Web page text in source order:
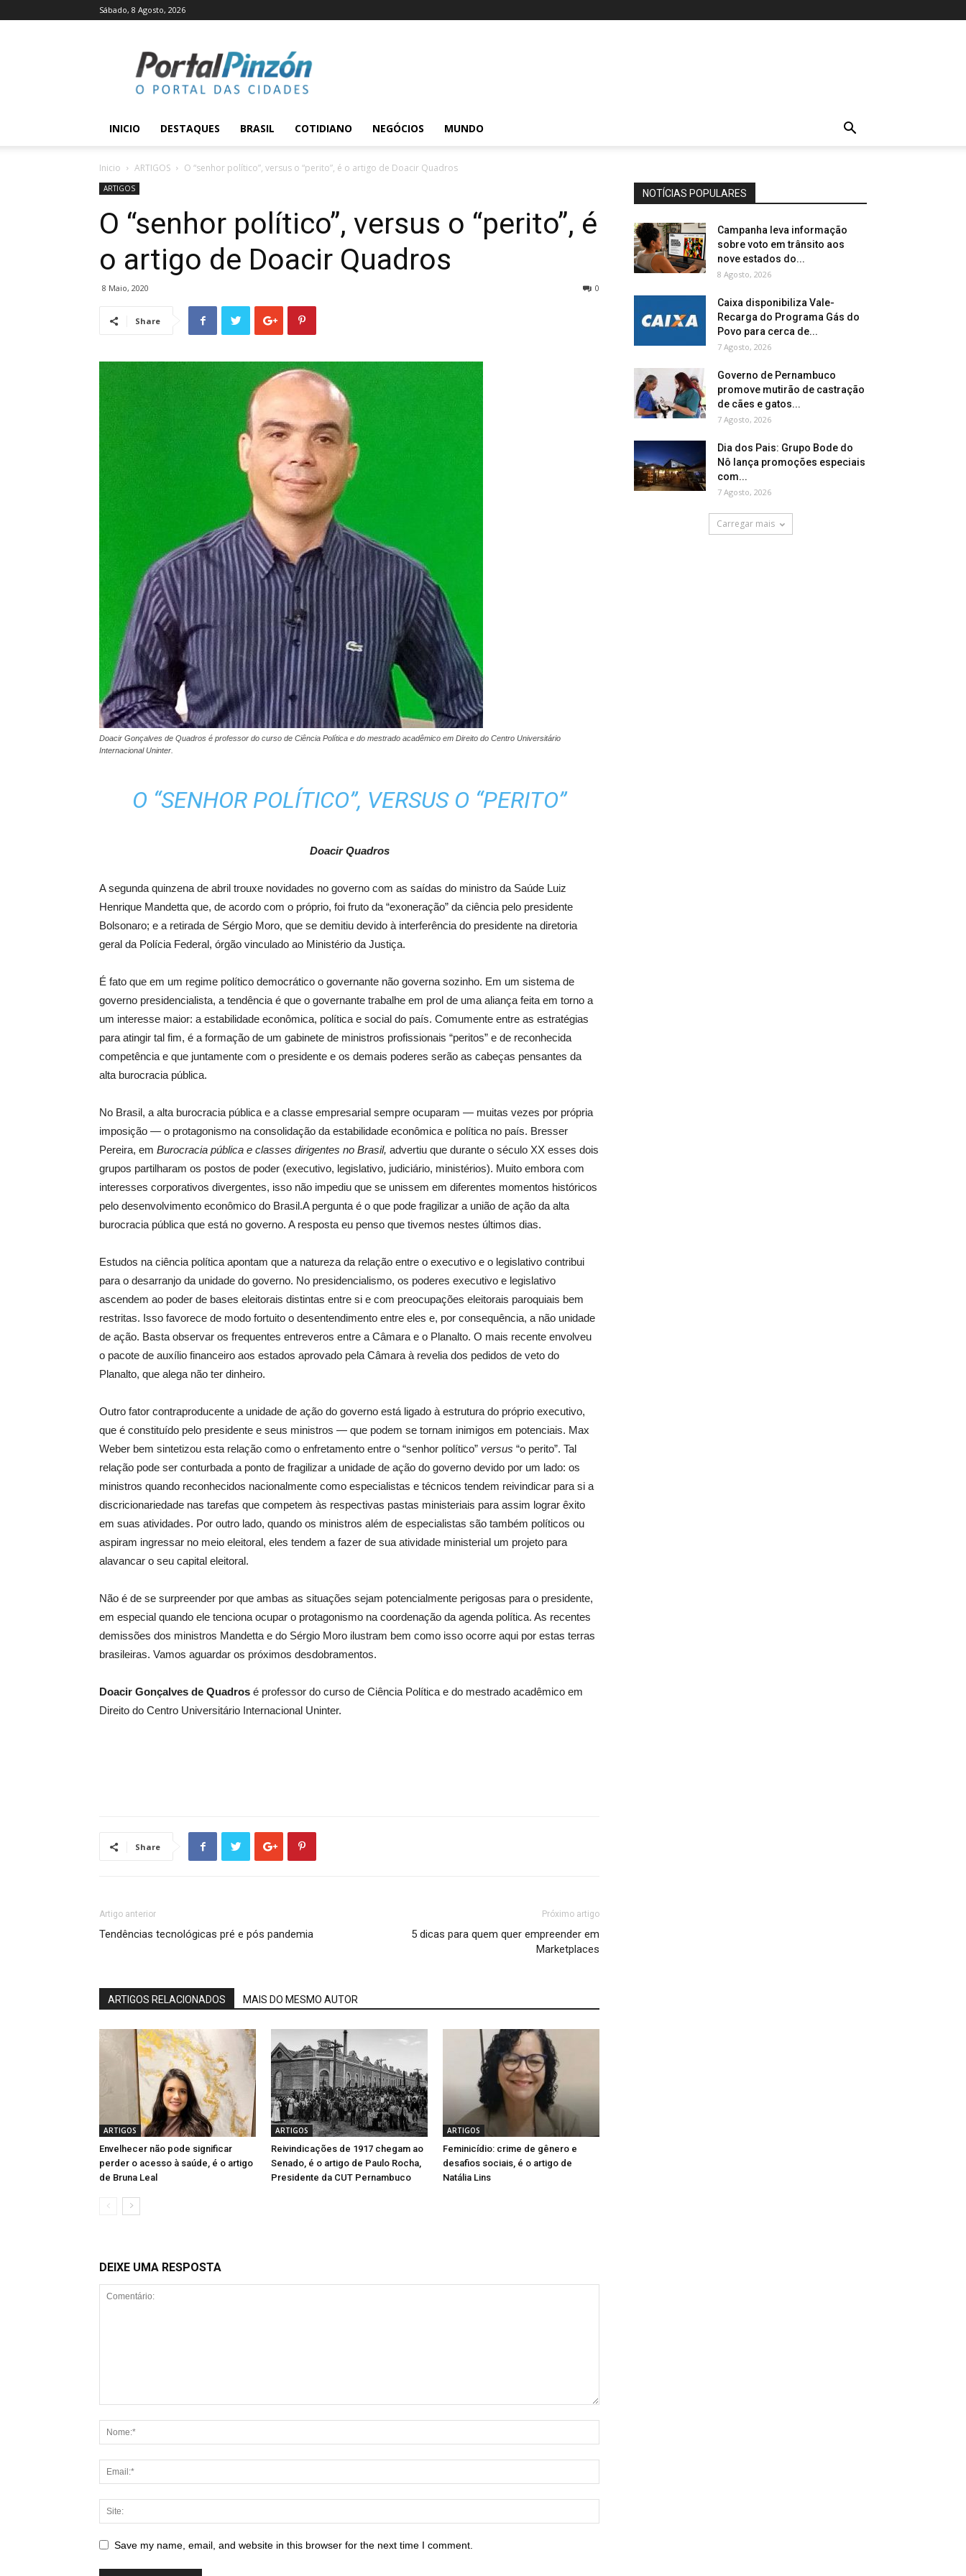
Sábado, 8 Agosto, 2026
Pinzón
INICIO DESTAQUES BRASIL COTIDIANO NEGÓCIOS MUNDO
Inicio ARTIGOS O “senhor político”, versus o “perito”, é o artigo de Doacir Quadros
ARTIGOS
O “senhor político”, versus o “perito”, é
o artigo de Doacir Quadros
8 Maio, 2020 0
Share
Doacir Gonçalves de Quadros é professor do curso de Ciência Política e do mestrado acadêmico em Direito do Centro Universitário
Internacional Uninter.
O “SENHOR POLÍTICO”, VERSUS O “PERITO”
Doacir Quadros
A segunda quinzena de abril trouxe novidades no governo com as saídas do ministro da Saúde Luiz
Henrique Mandetta que, de acordo com o próprio, foi fruto da “exoneração” da ciência pelo presidente
Bolsonaro; e a retirada de Sérgio Moro, que se demitiu devido à interferência do presidente na diretoria
geral da Polícia Federal, órgão vinculado ao Ministério da Justiça.
É fato que em um regime político democrático o governante não governa sozinho. Em um sistema de
governo presidencialista, a tendência é que o governante trabalhe em prol de uma aliança feita em torno a
um interesse maior: a estabilidade econômica, política e social do país. Comumente entre as estratégias
para atingir tal fim, é a formação de um gabinete de ministros profissionais “peritos” e de reconhecida
competência e que juntamente com o presidente e os demais poderes serão as cabeças pensantes da
alta burocracia pública.
No Brasil, a alta burocracia pública e a classe empresarial sempre ocuparam — muitas vezes por própria
imposição — o protagonismo na consolidação da estabilidade econômica e política no país. Bresser
Pereira, em Burocracia pública e classes dirigentes no Brasil, advertiu que durante o século XX esses dois
grupos partilharam os postos de poder (executivo, legislativo, judiciário, ministérios). Muito embora com
interesses corporativos divergentes, isso não impediu que se unissem em diferentes momentos históricos
pelo desenvolvimento econômico do Brasil.A pergunta é o que pode fragilizar a união de ação da alta
burocracia pública que está no governo. A resposta eu penso que tivemos nestes últimos dias.
Estudos na ciência política apontam que a natureza da relação entre o executivo e o legislativo contribui
para o desarranjo da unidade do governo. No presidencialismo, os poderes executivo e legislativo
ascendem ao poder de bases eleitorais distintas entre si e com preocupações eleitorais paroquiais bem
restritas. Isso favorece de modo fortuito o desentendimento entre eles e, por consequência, a não unidade
de ação. Basta observar os frequentes entreveros entre a Câmara e o Planalto. O mais recente envolveu
o pacote de auxílio financeiro aos estados aprovado pela Câmara à revelia dos pedidos de veto do
Planalto, que alega não ter dinheiro.
Outro fator contraproducente a unidade de ação do governo está ligado à estrutura do próprio executivo,
que é constituído pelo presidente e seus ministros — que podem se tornam inimigos em potenciais. Max
Weber bem sintetizou esta relação como o enfretamento entre o “senhor político” versus “o perito”. Tal
relação pode ser conturbada a ponto de fragilizar a unidade de ação do governo devido por um lado: os
ministros quando reconhecidos nacionalmente como especialistas e técnicos tendem reivindicar para si a
discricionariedade nas tarefas que competem às respectivas pastas ministeriais para assim lograr êxito
em suas atividades. Por outro lado, quando os ministros além de especialistas são também políticos ou
aspiram ingressar no meio eleitoral, eles tendem a fazer de sua atividade ministerial um projeto para
alavancar o seu capital eleitoral.
Não é de se surpreender por que ambas as situações sejam potencialmente perigosas para o presidente,
em especial quando ele tenciona ocupar o protagonismo na coordenação da agenda política. As recentes
demissões dos ministros Mandetta e do Sérgio Moro ilustram bem como isso ocorre aqui por estas terras
brasileiras. Vamos aguardar os próximos desdobramentos.
Doacir Gonçalves de Quadros é professor do curso de Ciência Política e do mestrado acadêmico em
Direito do Centro Universitário Internacional Uninter.
Share
Artigo anterior
Tendências tecnológicas pré e pós pandemia
Próximo artigo
5 dicas para quem quer empreender em
Marketplaces
ARTIGOS RELACIONADOS MAIS DO MESMO AUTOR
ARTIGOS
Envelhecer não pode significar
perder o acesso à saúde, é o artigo
de Bruna Leal
ARTIGOS
Reivindicações de 1917 chegam ao
Senado, é o artigo de Paulo Rocha,
Presidente da CUT Pernambuco
ARTIGOS
Feminicídio: crime de gênero e
desafios sociais, é o artigo de
Natália Lins
DEIXE UMA RESPOSTA
Save my name, email, and website in this browser for the next time I comment.
NOTÍCIAS POPULARES
Campanha leva informação
sobre voto em trânsito aos
nove estados do...
8 Agosto, 2026
Caixa disponibiliza Vale-
Recarga do Programa Gás do
Povo para cerca de...
7 Agosto, 2026
Governo de Pernambuco
promove mutirão de castração
de cães e gatos...
7 Agosto, 2026
Dia dos Pais: Grupo Bode do
Nô lança promoções especiais
com...
7 Agosto, 2026
Carregar mais